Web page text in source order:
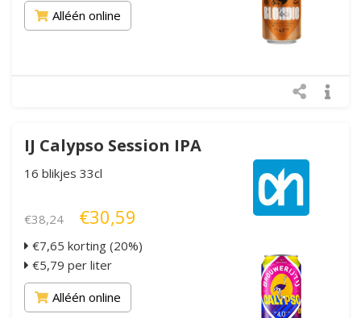
Alléén online
IJ Calypso Session IPA
16 blikjes 33cl
€38,24 €30,59
€7,65 korting (20%)
€5,79 per liter
Alléén online